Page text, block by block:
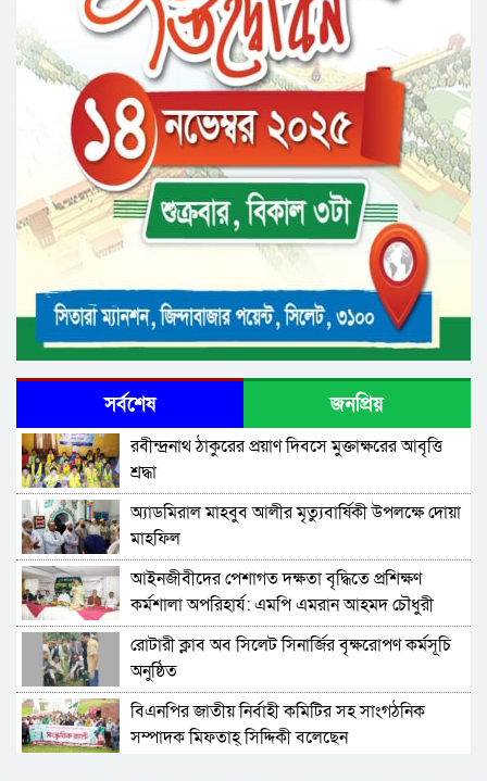
উদ্বোধন করলেন মন্ত্রী মুক্তাদির
সর্বশেষ জনপ্রিয়
রবীন্দ্রনাথ ঠাকুরের প্রয়াণ দিবসে মুক্তাক্ষরের আবৃত্তি
শ্রদ্ধা
অ্যাডমিরাল মাহবুব আলীর মৃত্যুবার্ষিকী উপলক্ষে দোয়া
মাহফিল
‎আইনজীবীদের পেশাগত দক্ষতা বৃদ্ধিতে প্রশিক্ষণ
কর্মশালা অপরিহার্য: এমপি এমরান আহমদ চৌধুরী
রোটারী ক্লাব অব সিলেট সিনার্জির বৃক্ষরোপণ কর্মসূচি
অনুষ্ঠিত
বিএনপির জাতীয় নির্বাহী কমিটির সহ সাংগঠনিক
সম্পাদক মিফতাহ্ সিদ্দিকী বলেছেন